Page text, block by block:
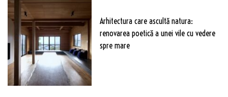
Arhitectura care ascultă natura:
renovarea poetică a unei vile cu vedere
spre mare